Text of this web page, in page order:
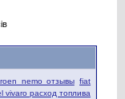
nemo отзывы fiat
vivaro расход топлива